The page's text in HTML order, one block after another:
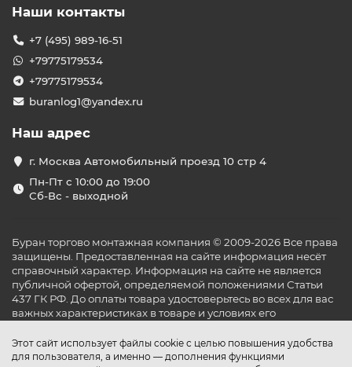
Этот сайт использует файлы cookie с целью повышения удобства
для пользователя, а именно — дополнения функциями
Наши контакты
+7 (495) 989-16-51
+79775179534
+79775179534
buranlog1@yandex.ru
Наш адрес
г. Москва Автомобильный проезд 10 стр 4
Пн-Пт с 10:00 до 19:00
Сб-Вс - выходной
Буран торгово монтажная компания © 2009-2026 Все права
защищены. Предоставленная на сайте информация несёт
справочный характер. Информация на сайте не является
публичной офертой, определяемой положениями Статьи
437 ГК РФ. До оплаты товара удостоверьтесь во всех для вас
важных характеристиках в товаре и условиях его